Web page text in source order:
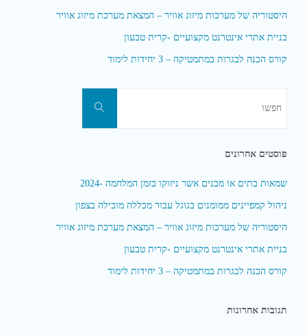
היסטוריה של מערכות מיזוג אוויר – המצאת מערכת מיזוג אוויר
בניית אתרי אינטרנט מקצועיים -קרית טבעון
קורס הכנה לבגרות במתמטיקה – 3 יחידות לימוד
חפשו
פוסטים אחרונים
שמאות בתים או מבנים אשר ניזוקו בזמן המלחמה -2024
ניהול קמפיינים ממומנים בגוגל עבור מכללה מובילה בצפון
היסטוריה של מערכות מיזוג אוויר – המצאת מערכת מיזוג אוויר
בניית אתרי אינטרנט מקצועיים -קרית טבעון
קורס הכנה לבגרות במתמטיקה – 3 יחידות לימוד
תגובות אחרונות